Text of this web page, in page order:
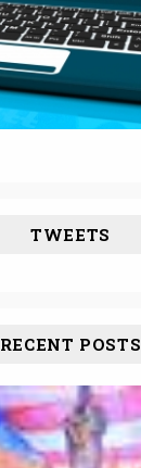
TWEETS
RECENT POSTS